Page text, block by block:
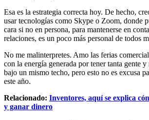
Esa es la estrategia correcta hoy. De hecho,
usar tecnologías como Skype o Zoom, donde
cara si no en persona, para mantenerse en
relaciones, es un poco más personal de todos
No me malinterpretes. Amo las ferias
con la energía generada por tener tanta gente
bajo un mismo techo, pero esto no es excusa
este año.
Relacionado: Inventores, aquí se explica
y ganar dinero